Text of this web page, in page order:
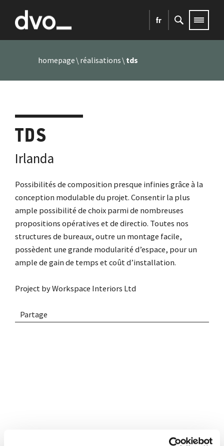
fr
homepage réalisations tds
TDS
Irlanda
Possibilités de composition presque infinies grâce à la
conception modulable du projet. Consentir la plus
ample possibilité de choix parmi de nombreuses
propositions opératives et de directio. Toutes nos
structures de bureaux, outre un montage facile,
possèdent une grande modularité d’espace, pour un
ample de gain de temps et coût d’installation.
Project byWorkspace Interiors Ltd
Partage